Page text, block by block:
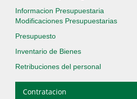
Informacion Presupuestaria
Modificaciones Presupuestarias
Presupuesto
Inventario de Bienes
Retribuciones del personal
Contratacion